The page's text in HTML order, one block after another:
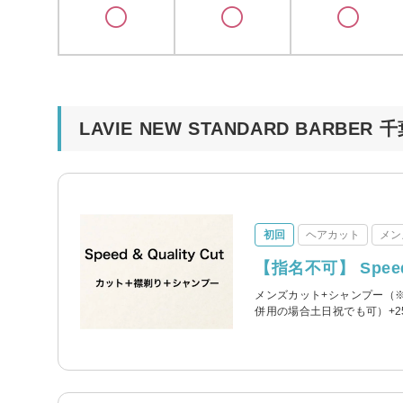
LAVIE NEW STANDARD BARBER
初回 ヘアカット メ
【指名不可】
メンズカット+シャンプー（
併用の場合土日祝でも可）